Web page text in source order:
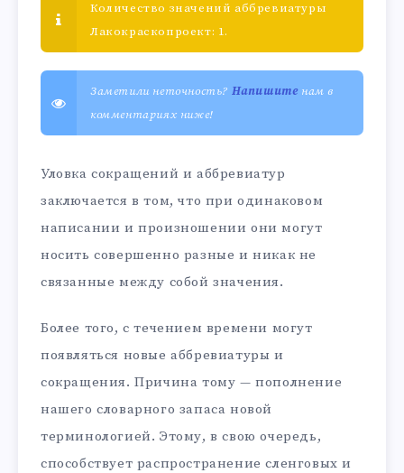
Количество значений аббревиатуры
Лакокраскопроект: 1.
Заметили неточность? Напишитенам в
комментариях ниже!
Уловка сокращений и аббревиатур
заключается в том, что при одинаковом
написании и произношении они могут
носить совершенно разные и никак не
связанные между собой значения.
Более того, с течением времени могут
появляться новые аббревиатуры и
сокращения. Причина тому — пополнение
нашего словарного запаса новой
терминологией. Этому, в свою очередь,
способствует распространение сленговых и